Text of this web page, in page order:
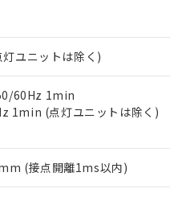
ユニットは除く)
60Hz 1min
1min (点灯ユニットは除く)
(接点開離1ms以内)
含有証明書
基準）
含有を証明するもので、過去
エステル類４物質の対応で
応日を記載しておりました。
切替を完了していることか